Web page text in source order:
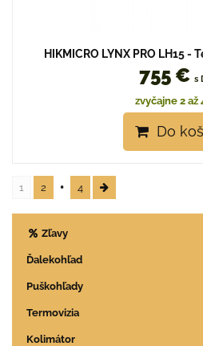
HIKMICRO LYNX PRO LH15
755 € s
zvyčajne 2 až
Do
1 2 4
Zľavy
Ďalekohľad
Puškohľady
Termovizia
Kolimátor